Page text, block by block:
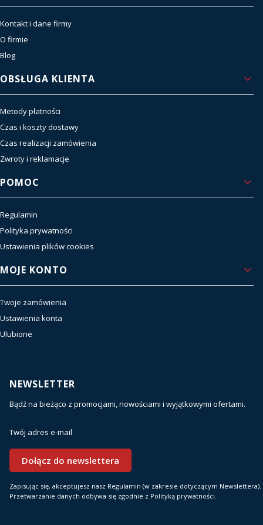
Kontakt i dane firmy
O firmie
Blog
OBSŁUGA KLIENTA
Metody płatności
Czas i koszty dostawy
Czas realizacji zamówienia
Zwroty i reklamacje
POMOC
Regulamin
Polityka prywatności
Ustawienia plików cookies
MOJE KONTO
Twoje zamówienia
Ustawienia konta
Ulubione
NEWSLETTER
Bądź na bieżąco z promocjami, nowościami i wyjątkowymi ofertami.
Twój adres e-mail
Dołącz do newslettera
Zapisując się, akceptujesz nasz Regulamin (w zakresie dotyczącym Newslettera).
Przetwarzanie danych odbywa się zgodnie z Polityką prywatności.